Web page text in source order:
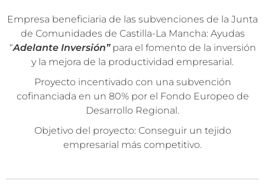
Empresa beneficiaria de las subvenciones de la Junta
de Comunidades de Castilla-La Mancha: Ayudas
“Adelante Inversión”para el fomento de la inversión
y la mejora de la productividad empresarial.
Proyecto incentivado con una subvención
cofinanciada en un 80% por el Fondo Europeo de
Desarrollo Regional.
Objetivo del proyecto: Conseguir un tejido
empresarial más competitivo.